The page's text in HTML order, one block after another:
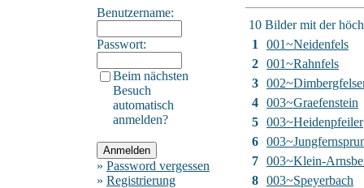
Benutzername:
Passwort:
Beim nächsten
Besuch
automatisch
anmelden?
» Password vergessen
» Registrierung
10 Bilder mit der
1
001~Neidenfels
2 001~Rahnfels
3
4 003~Graefenstein
5 003~Heidenpfeiler
6
7 003~Klein-
8 003~Speyerbach